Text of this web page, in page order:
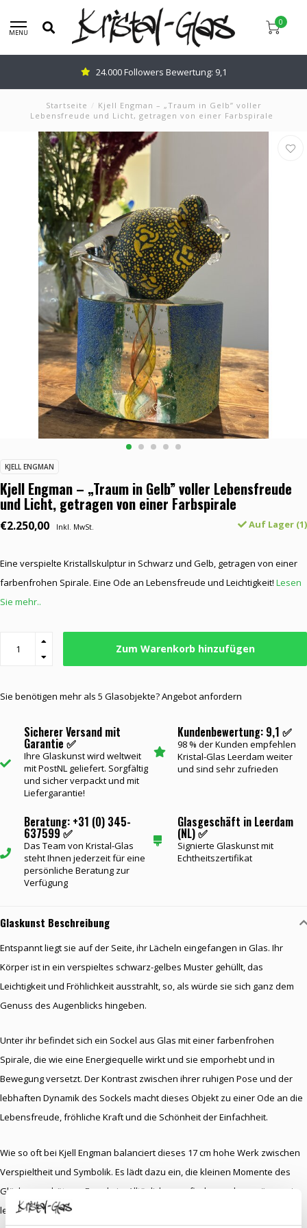
MENU
0
24.000 Followers Bewertung: 9,1
Startseite / Kjell Engman – „Traum in Gelb” voller
Lebensfreude und Licht, getragen von einer Farbspirale
KJELL ENGMAN
Kjell Engman – „Traum in Gelb” voller Lebensfreude
und Licht, getragen von einer Farbspirale
€2.250,00 Inkl. MwSt. Auf Lager (1)
Eine verspielte Kristallskulptur in Schwarz und Gelb, getragen von einer
farbenfrohen Spirale. Eine Ode an Lebensfreude und Leichtigkeit! Lesen
Sie mehr..
Zum Warenkorb hinzufügen
Sie benötigen mehr als 5 Glasobjekte? Angebot anfordern
Sicherer Versand mit
Garantie ✅
Ihre Glaskunst wird weltweit
mit PostNL geliefert. Sorgfältig
und sicher verpackt und mit
Liefergarantie!
Kundenbewertung: 9,1 ✅
98 % der Kunden empfehlen
Kristal-Glas Leerdam weiter
und sind sehr zufrieden
Beratung: +31 (0) 345-
637599 ✅
Das Team von Kristal-Glas
steht Ihnen jederzeit für eine
persönliche Beratung zur
Verfügung
Glasgeschäft in Leerdam
(NL) ✅
Signierte Glaskunst mit
Echtheitszertifikat
Glaskunst Beschreibung
Entspannt liegt sie auf der Seite, ihr Lächeln eingefangen in Glas. Ihr
Körper ist in ein verspieltes schwarz-gelbes Muster gehüllt, das
Leichtigkeit und Fröhlichkeit ausstrahlt, so, als würde sie sich ganz dem
Genuss des Augenblicks hingeben.
Unter ihr befindet sich ein Sockel aus Glas mit einer farbenfrohen
Spirale, die wie eine Energiequelle wirkt und sie emporhebt und in
Bewegung versetzt. Der Kontrast zwischen ihrer ruhigen Pose und der
lebhaften Dynamik des Sockels macht dieses Objekt zu einer Ode an die
Lebensfreude, fröhliche Kraft und die Schönheit der Einfachheit.
Wie so oft bei Kjell Engman balanciert dieses 17 cm hohe Werk zwischen
Verspieltheit und Symbolik. Es lädt dazu ein, die kleinen Momente des
Glücks zu schätzen, Freude im Alltäglichen zu finden und zu spüren, wie
leicht das Leben sein kann.